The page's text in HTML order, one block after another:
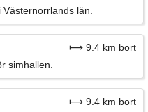
län.
⟼ 9.4 km bort
simhallen.
⟼ 9.4 km bort